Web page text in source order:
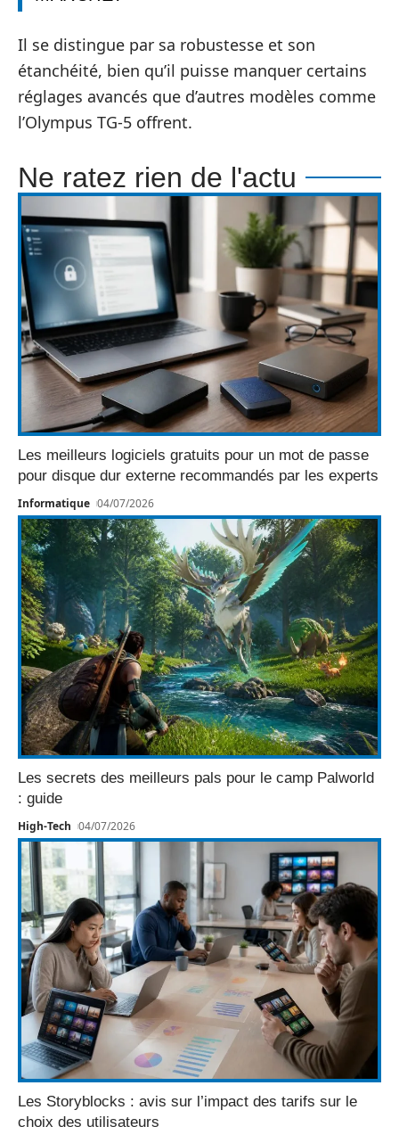
Il se distingue par sa robustesse et son
étanchéité, bien qu’il puisse manquer certains
réglages avancés que d’autres modèles comme
l’Olympus TG-5 offrent.
Ne ratez rien de l'actu
Les meilleurs logiciels gratuits pour un mot de passe
pour disque dur externe recommandés par les experts
Informatique 04/07/2026
Les secrets des meilleurs pals pour le camp Palworld
: guide
High-Tech 04/07/2026
Les Storyblocks : avis sur l’impact des tarifs sur le
choix des utilisateurs